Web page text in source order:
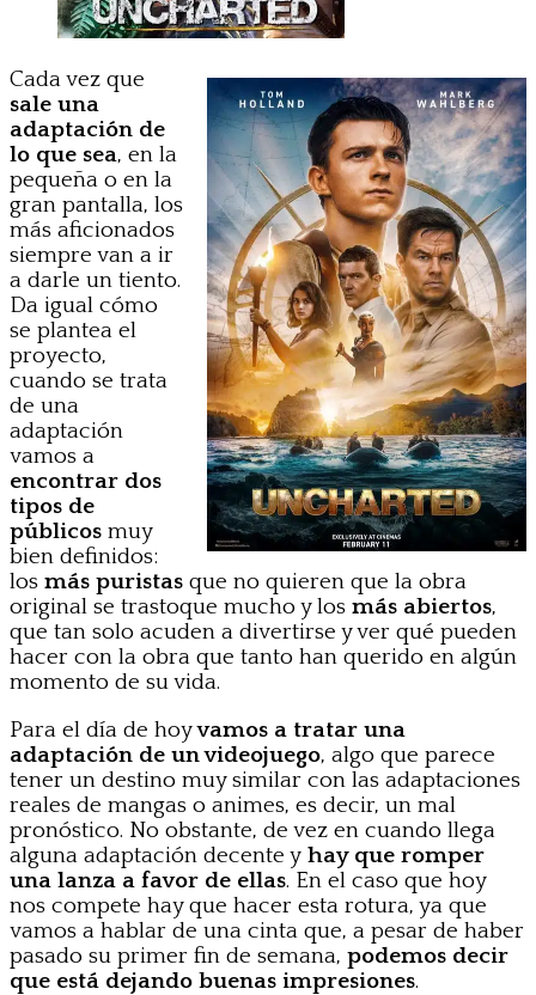
Cada vez que
sale una
adaptación de
lo que sea, en la
pequeña o en la
gran pantalla, los
más aficionados
siempre van a ir
a darle un tiento.
Da igual cómo
se plantea el
proyecto,
cuando se trata
de una
adaptación
vamos a
encontrar dos
tipos de
públicos muy
bien definidos:
los más puristas que no quieren que la obra
original se trastoque mucho y los más abiertos,
que tan solo acuden a divertirse y ver qué pueden
hacer con la obra que tanto han querido en algún
momento de su vida.
Para el día de hoyvamos a tratar una
adaptación de un videojuego, algo que parece
tener un destino muy similar con las adaptaciones
reales de mangas o animes, es decir, un mal
pronóstico. No obstante, de vez en cuando llega
alguna adaptación decente y hay que romper
una lanza a favor de ellas. En el caso que hoy
nos compete hay que hacer esta rotura, ya que
vamos a hablar de una cinta que, a pesar de haber
pasado su primer fin de semana, podemos decir
que está dejando buenas impresiones.